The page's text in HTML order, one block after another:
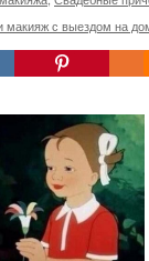
макияж с выездом на